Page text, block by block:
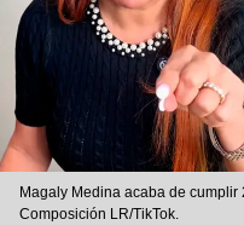
Magaly Medina acaba de
Composición LR/TikTok.